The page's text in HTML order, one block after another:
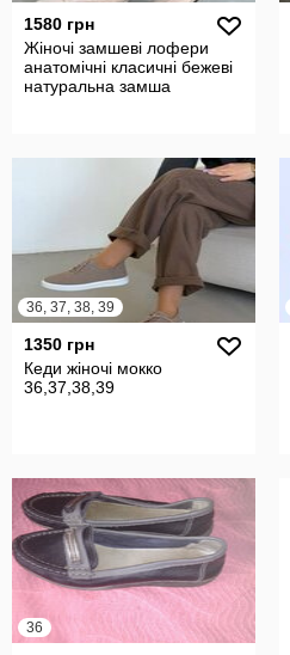
1580 грн
Жіночі замшеві лофери
анатомічні класичні бежеві
натуральна замша
36, 37, 38, 39
1350 грн
Кеди жіночі мокко
36,37,38,39
36